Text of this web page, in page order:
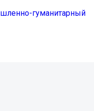
гуманитарный